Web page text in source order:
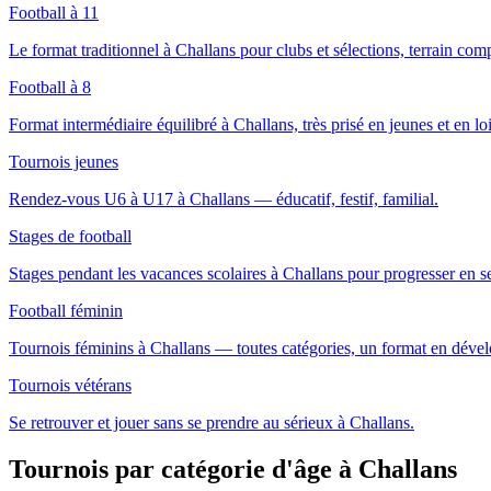
Football à 11
Le format traditionnel à Challans pour clubs et sélections, terrain
Football à 8
Format intermédiaire équilibré à Challans, très prisé en jeunes et en
Tournois jeunes
Rendez-vous U6 à U17 à Challans — éducatif, festif, familial.
Stages de football
Stages pendant les vacances scolaires à Challans pour progresser en
Football féminin
Tournois féminins à Challans — toutes catégories, un format en
Tournois vétérans
Se retrouver et jouer sans se prendre au sérieux à Challans.
Tournois par catégorie d'âge à Challans